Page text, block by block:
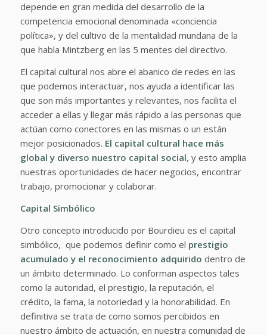
depende en gran medida del desarrollo de la
competencia emocional denominada «conciencia
política», y del cultivo de la mentalidad mundana de la
que habla Mintzberg en las 5 mentes del directivo.
El capital cultural nos abre el abanico de redes en las
que podemos interactuar, nos ayuda a identificar las
que son más importantes y relevantes, nos facilita el
acceder a ellas y llegar más rápido a las personas que
actúan como conectores en las mismas o un están
mejor posicionados. El capital cultural hace más
global y diverso nuestro capital social, y esto amplia
nuestras oportunidades de hacer negocios, encontrar
trabajo, promocionar y colaborar.
Capital Simbólico
Otro concepto introducido por Bourdieu es el capital
simbólico, que podemos definir como el prestigio
acumulado y el reconocimiento adquirido dentro de
un ámbito determinado. Lo conforman aspectos tales
como la autoridad, el prestigio, la reputación, el
crédito, la fama, la notoriedad y la honorabilidad. En
definitiva se trata de como somos percibidos en
nuestro ámbito de actuación, en nuestra comunidad de